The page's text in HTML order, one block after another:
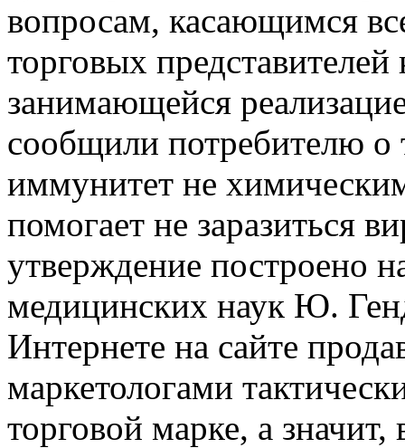
вопросам, касающимся
торговых
занимающейся
сообщили потребителю о
иммунитет не
помогает не заразиться
утверждение построено
медицинских наук Ю.
Интернете на сайте
маркетологами
торговой марке, а